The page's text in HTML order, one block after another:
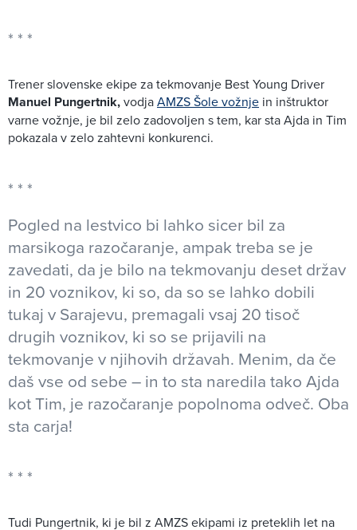
Trener slovenske ekipe za tekmovanje Best Young Driver
Manuel Pungertnik,vodjaAMZS Šole vožnje in inštruktor
varne vožnje, je bil zelo zadovoljen s tem, kar sta Ajda in Tim
pokazala v zelo zahtevni konkurenci.
Pogled na lestvico bi lahko sicer bil za
marsikoga razočaranje, ampak treba se je
zavedati, da je bilo na tekmovanju deset držav
in 20 voznikov, ki so, da so se lahko dobili
tukaj v Sarajevu, premagali vsaj 20 tisoč
drugih voznikov, ki so se prijavili na
tekmovanje v njihovih državah. Menim, da če
daš vse od sebe – in to sta naredila tako Ajda
kot Tim, je razočaranje popolnoma odveč. Oba
sta carja!
Tudi Pungertnik, ki je bil z AMZS ekipami iz preteklih let na